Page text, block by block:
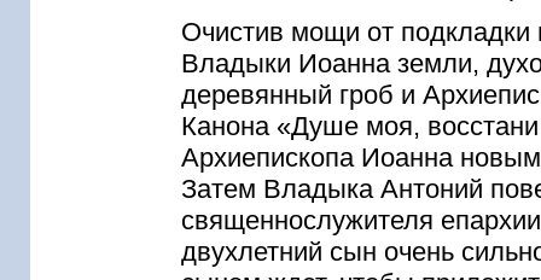
Очистив мощи от подкладки
Владыки Иоанна земли,
деревянный гроб и
Канона «Душе моя,
Архиепископа Иоанна
Затем Владыка Антоний
священнослужителя
двухлетний сын очень